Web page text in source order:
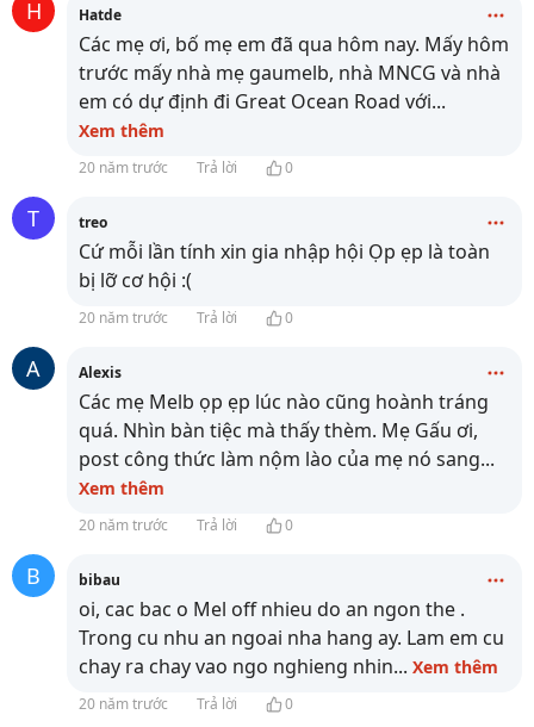
H Hatde
Các mẹ ơi, bố mẹ em đã qua hôm nay. Mấy hôm
trước mấy nhà mẹ gaumelb, nhà MNCG và nhà
em có dự định đi Great Ocean Road với...
Xem thêm
20 năm trước Trả lời 0
T treo
Cứ mỗi lần tính xin gia nhập hội Ọp ẹp là toàn
bị lỡ cơ hội :(
20 năm trước Trả lời 0
A Alexis
Các mẹ Melb ọp ẹp lúc nào cũng hoành tráng
quá. Nhìn bàn tiệc mà thấy thèm. Mẹ Gấu ơi,
post công thức làm nộm lào của mẹ nó sang...
Xem thêm
20 năm trước Trả lời 0
B bibau
oi, cac bac o Mel off nhieu do an ngon the .
Trong cu nhu an ngoai nha hang ay. Lam em cu
chay ra chay vao ngo nghieng nhin... Xem thêm
20 năm trước Trả lời 0